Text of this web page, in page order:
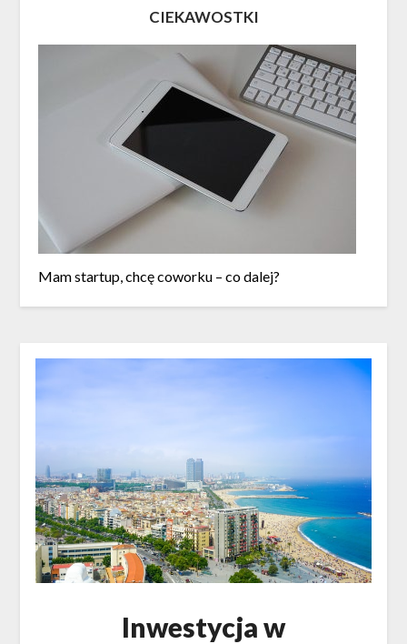
CIEKAWOSTKI
Mam startup, chcę coworku – co dalej?
Inwestycja w